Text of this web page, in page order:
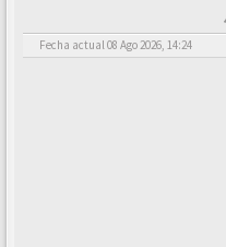
Fecha actual 08 Ago 2026, 14:24